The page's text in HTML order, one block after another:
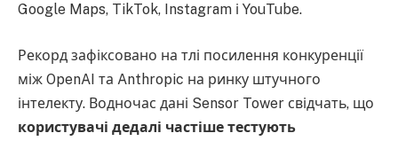
Google Maps, TikTok, Instagram і YouTube.
Рекорд зафіксовано на тлі посилення конкуренції
між OpenAI та Anthropic на ринку штучного
інтелекту. Водночас дані Sensor Tower свідчать, що
користувачі дедалі частіше тестують